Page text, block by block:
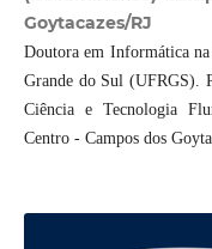
Goytacazes/RJ
Doutora em Informática
Grande do Sul (UFRGS).
Ciência e Tecnologia
Centro - Campos dos